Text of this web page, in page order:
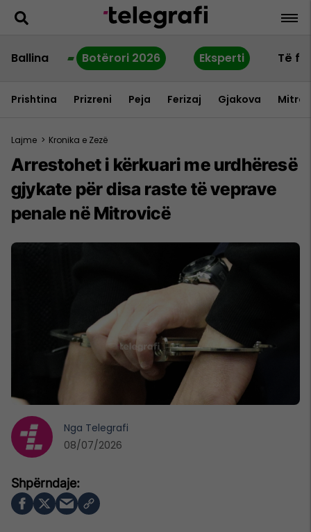
Ballina Botërori 2026 Eksperti Të
Prishtina Prizreni Peja Ferizaj Gjakova
Lajme > Kronika e Zezë
Arrestohet i kërkuari me urdhëresë
gjykate për disa raste të veprave
penale në Mitrovicë
Nga Telegrafi
08/07/2026